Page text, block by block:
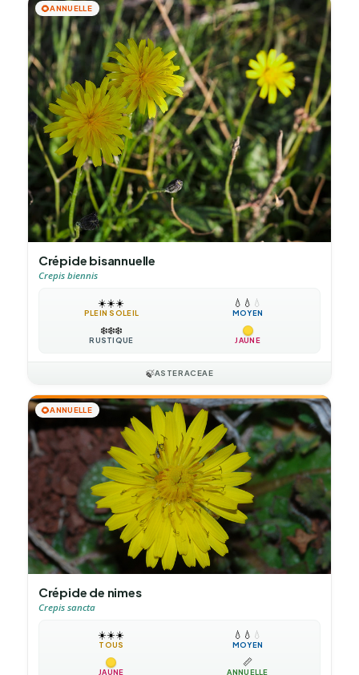
🌻ANNUELLE
Crépide bisannuelle
Crepis biennis
☀️☀️☀️
PLEIN SOLEIL
💧 💧 💧
MOYEN
❄️❄️❄️
RUSTIQUE JAUNE
🍃ASTERACEAE
🌻ANNUELLE
Crépide de nimes
Crepis sancta
☀️☀️☀️
TOUS
💧 💧 💧
MOYEN
JAUNE
📏
ANNUELLE